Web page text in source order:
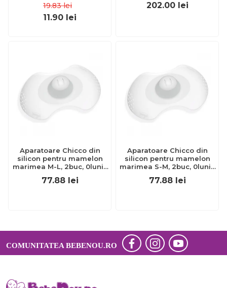
19.83 lei
11.90 lei
202.00 lei
Aparatoare Chicco din
silicon pentru mamelon
marimea M-L, 2buc, 0luni+
CHC09034-7
77.88 lei
Aparatoare Chicco din
silicon pentru mamelon
marimea S-M, 2buc, 0luni+
CHC09033-7
77.88 lei
COMUNITATEA BEBENOU.RO